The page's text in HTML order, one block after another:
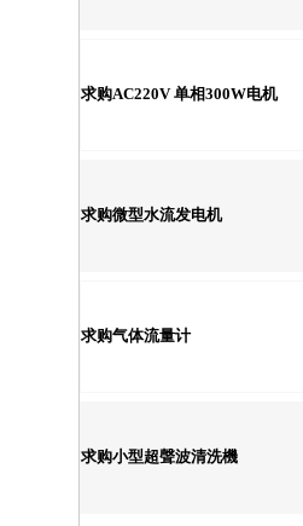
求购AC220V 单相300W电机
求购微型水流发电机
求购气体流量计
求购小型超聲波清洗機